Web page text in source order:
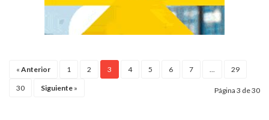
« Anterior 1 2 3 4 5 6 7 ... 29
30 Siguiente » Página 3 de 30